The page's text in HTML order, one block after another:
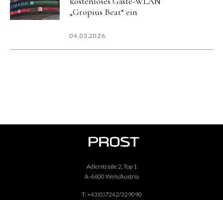
„Gropius Beat“ ein
04.03.2026
Adlerstraße 2, Top 1
A-4600 Wels/Austria
T: +43(0)7242/329090